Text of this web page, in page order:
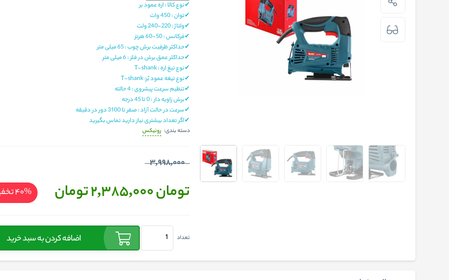
✔نوع کالا : اره عمود بر
✔توان : 450 وات
✔ولتاژ : 220-240 ولت
✔فرکانس : 50-60 هرتز
✔حداکثر ظرفیت برش چوب : 65 میلی متر
✔حداکثر عمق برش در فلز : 6 میلی متر
✔نوع تیغ اره : T-shank
✔نوع تیغه عمود بُر: T-shank
✔تنظیم سرعت پیشروی : 4 حالته
✔برش زاویه‌ دار : 0 تا 45 درجه
✔سرعت در حالت آزاد : صفر تا 3100 دور در دقیقه
✔اگر تعداد بیشتری نیاز دارید تماس بگیرید
دسته بندی: رونیکس
3,998,000
تومان 2,385,000 تومان %40
تعداد اضافه کردن به سبد خرید